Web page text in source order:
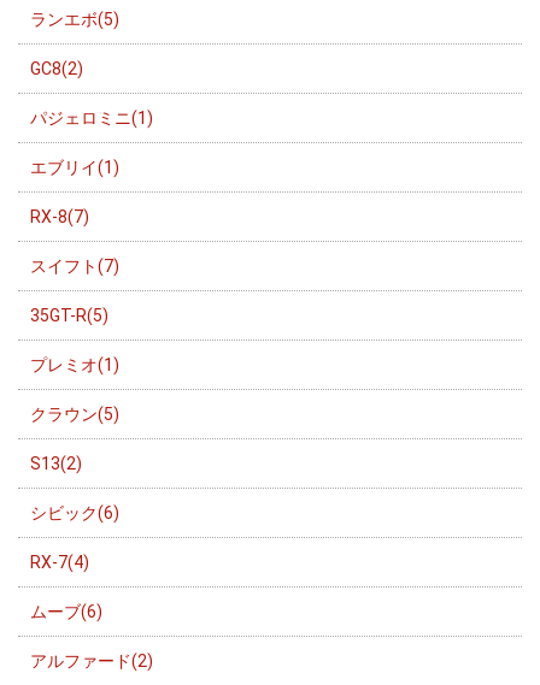
ランエボ(5)
GC8(2)
パジェロミニ(1)
エブリイ(1)
RX-8(7)
スイフト(7)
35GT-R(5)
プレミオ(1)
クラウン(5)
S13(2)
シビック(6)
RX-7(4)
ムーブ(6)
アルファード(2)